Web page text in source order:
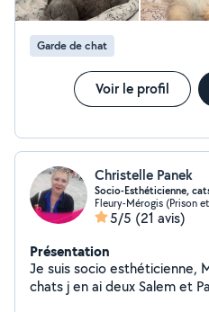
Garde de chat
Voir le profil
Christelle Panek
Socio-Esthéticienne,
Fleury-Mérogis (Prison
5/5 (21 avis)
Présentation
Je suis socio esthéticienne,
chats j en ai deux Salem et